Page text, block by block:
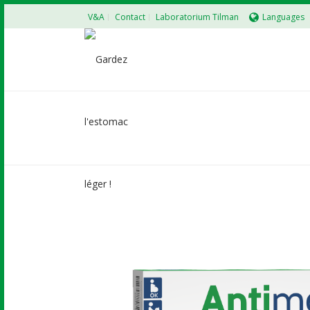
V&A Contact Laboratorium Tilman Languages
ANTIMETIL